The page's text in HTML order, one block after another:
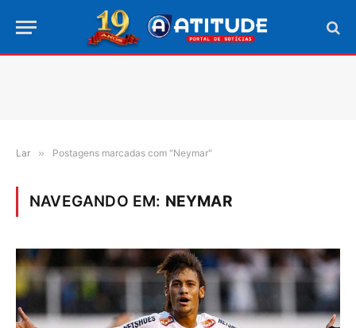
Lar » Postagens marcadas com "Neymar"
NAVEGANDO EM: NEYMAR